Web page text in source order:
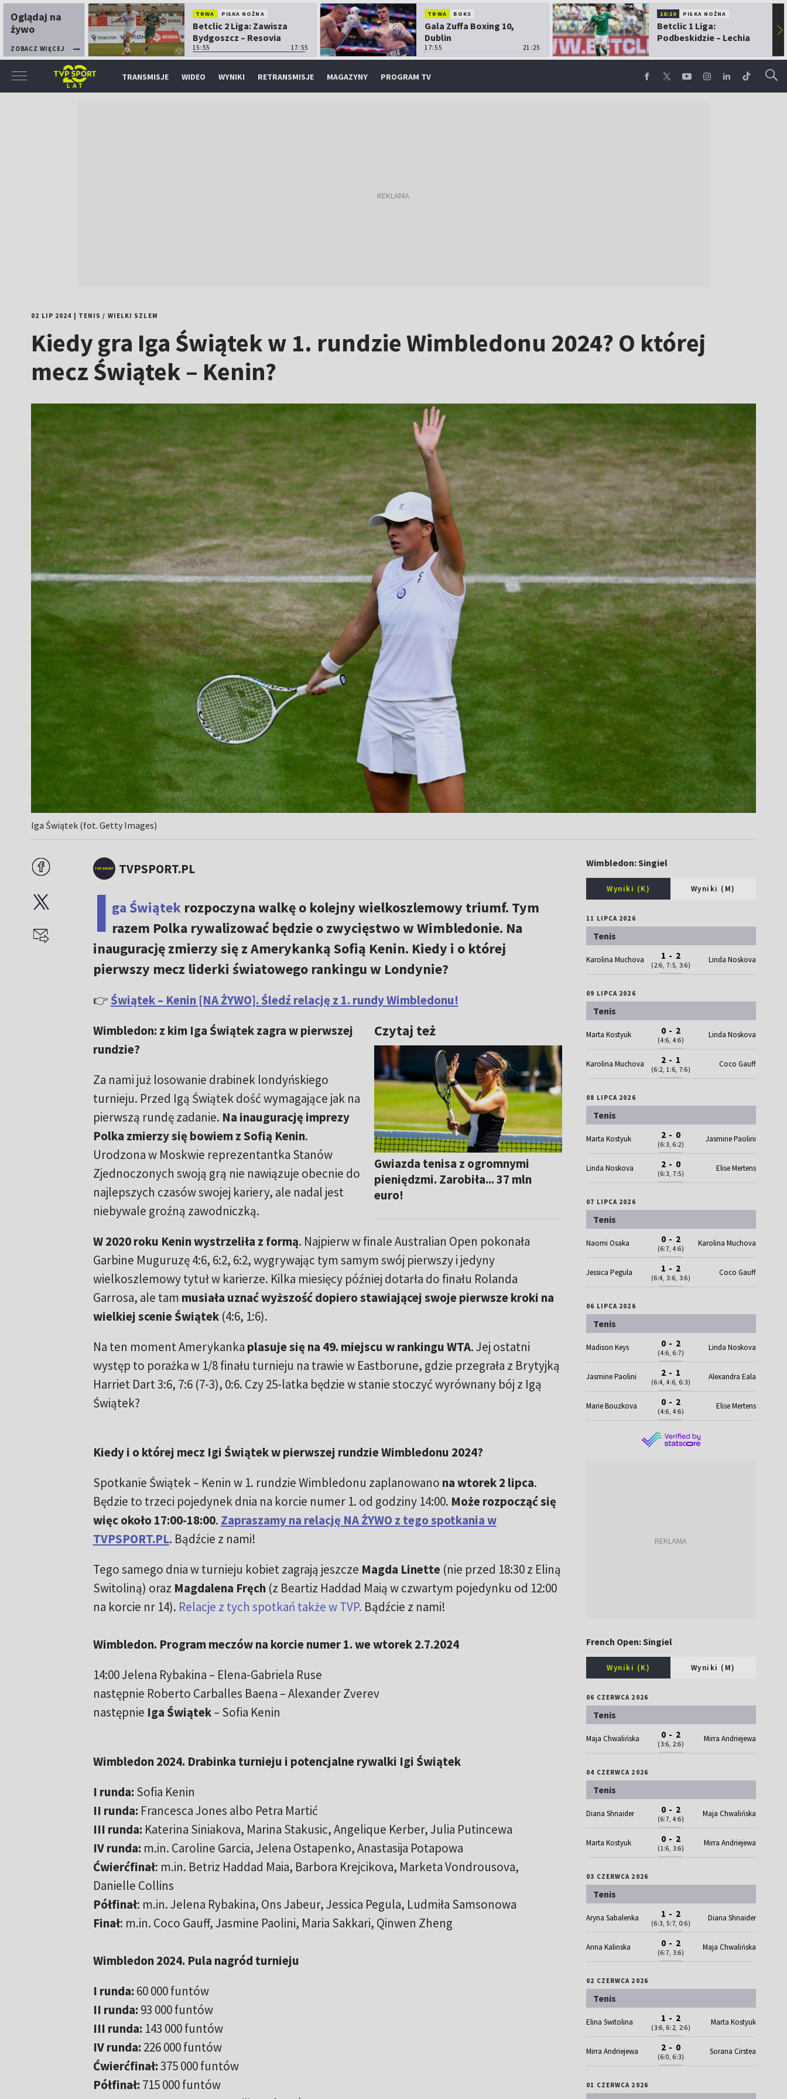
Oglądaj na
żywo
ZOBACZ WIĘCEJ
TRWA PIŁKA NOŻNA
Betclic 2 Liga: Zawisza
Bydgoszcz – Resovia
15:55 17:55
TRWA BOKS
Gala Zuffa Boxing 10,
Dublin
17:55 21:25
18:10 PIŁKA NOŻNA
Betclic 1 Liga:
Podbeskidzie – Lechia
▶
TRANSMISJE WIDEO WYNIKI RETRANSMISJE MAGAZYNY PROGRAM TV
02 LIP 2024 TENIS / WIELKI SZLEM
Kiedy gra Iga Świątek w 1. rundzie Wimbledonu 2024? O której
mecz Świątek – Kenin?
Iga Świątek (fot. Getty Images)
TVPSPORT.PL
I ga Świątekrozpoczyna walkę o kolejny wielkoszlemowy triumf. Tym
razem Polka rywalizować będzie o zwycięstwo w Wimbledonie. Na
inaugurację zmierzy się z Amerykanką Sofią Kenin. Kiedy i o której
pierwszy mecz liderki światowego rankingu w Londynie?
👉 Świątek – Kenin [NA ŻYWO]. Śledź relację z 1. rundy Wimbledonu!
Czytaj też
Gwiazda tenisa z ogromnymi
pieniędzmi. Zarobiła... 37 mln
euro!
Wimbledon: z kim Iga Świątek zagra w pierwszej
rundzie?
Za nami już losowanie drabinek londyńskiego
turnieju. Przed Igą Świątek dość wymagające jak na
pierwszą rundę zadanie. Na inaugurację imprezy
Polka zmierzy się bowiem z Sofią Kenin.
Urodzona w Moskwie reprezentantka Stanów
Zjednoczonych swoją grą nie nawiązuje obecnie do
najlepszych czasów swojej kariery, ale nadal jest
niebywale groźną zawodniczką.
W 2020 roku Kenin wystrzeliła z formą. Najpierw w finale Australian Open pokonała
Garbine Muguruzę 4:6, 6:2, 6:2, wygrywając tym samym swój pierwszy i jedyny
wielkoszlemowy tytuł w karierze. Kilka miesięcy później dotarła do finału Rolanda
Garrosa, ale tam musiała uznać wyższość dopiero stawiającej swoje pierwsze kroki na
wielkiej scenie Świątek (4:6, 1:6).
Na ten moment Amerykanka plasuje się na 49. miejscu w rankingu WTA. Jej ostatni
występ to porażka w 1/8 finału turnieju na trawie w Eastborune, gdzie przegrała z Brytyjką
Harriet Dart 3:6, 7:6 (7-3), 0:6. Czy 25-latka będzie w stanie stoczyć wyrównany bój z Igą
Świątek?
Kiedy i o której mecz Igi Świątek w pierwszej rundzie Wimbledonu 2024?
Spotkanie Świątek – Kenin w 1. rundzie Wimbledonu zaplanowano na wtorek 2 lipca.
Będzie to trzeci pojedynek dnia na korcie numer 1. od godziny 14:00. Może rozpocząć się
więc około 17:00-18:00. Zapraszamy na relację NA ŻYWO z tego spotkania w
TVPSPORT.PL. Bądźcie z nami!
Tego samego dnia w turnieju kobiet zagrają jeszcze Magda Linette(nie przed 18:30 z Eliną
Switoliną) oraz Magdalena Fręch(z Beartiz Haddad Maią w czwartym pojedynku od 12:00
na korcie nr 14). Relacje z tych spotkań także w TVP. Bądźcie z nami!
Wimbledon. Program meczów na korcie numer 1. we wtorek 2.7.2024
14:00 Jelena Rybakina – Elena-Gabriela Ruse
następnie Roberto Carballes Baena – Alexander Zverev
następnie Iga Świątek– Sofia Kenin
Wimbledon 2024. Drabinka turnieju i potencjalne rywalki Igi Świątek
I runda: Sofia Kenin
II runda: Francesca Jones albo Petra Martić
III runda: Katerina Siniakova, Marina Stakusic, Angelique Kerber, Julia Putincewa
IV runda: m.in. Caroline Garcia, Jelena Ostapenko, Anastasija Potapowa
Ćwierćfinał: m.in. Betriz Haddad Maia, Barbora Krejcikova, Marketa Vondrousova,
Danielle Collins
Półfinał: m.in. Jelena Rybakina, Ons Jabeur, Jessica Pegula, Ludmiła Samsonowa
Finał: m.in. Coco Gauff, Jasmine Paolini, Maria Sakkari, Qinwen Zheng
Wimbledon 2024. Pula nagród turnieju
I runda: 60 000 funtów
II runda: 93 000 funtów
III runda: 143 000 funtów
IV runda: 226 000 funtów
Ćwierćfinał:375 000 funtów
Półfinał: 715 000 funtów
Wimbledon: Singiel
Wyniki (K) Wyniki (M)
11 LIPCA 2026
Tenis
Karolina Muchova 1 - 2
(2:6, 7:5, 3:6)
Linda Noskova
09 LIPCA 2026
Tenis
Marta Kostyuk 0 - 2
(4:6, 4:6)
Linda Noskova
Karolina Muchova 2 - 1
(6:2, 1:6, 7:6)
Coco Gauff
08 LIPCA 2026
Tenis
Marta Kostyuk 2 - 0
(6:3, 6:2)
Jasmine Paolini
Linda Noskova 2 - 0
(6:3, 7:5)
Elise Mertens
07 LIPCA 2026
Tenis
Naomi Osaka 0 - 2
(6:7, 4:6)
Karolina Muchova
Jessica Pegula 1 - 2
(6:4, 3:6, 3:6)
Coco Gauff
06 LIPCA 2026
Tenis
Madison Keys 0 - 2
(4:6, 6:7)
Linda Noskova
Jasmine Paolini 2 - 1
(6:4, 4:6, 6:3)
Alexandra Eala
Marie Bouzkova 0 - 2
(4:6, 4:6)
Elise Mertens
French Open: Singiel
Wyniki (K) Wyniki (M)
06 CZERWCA 2026
Tenis
Maja Chwalińska 0 - 2
(3:6, 2:6)
Mirra Andriejewa
04 CZERWCA 2026
Tenis
Diana Shnaider 0 - 2
(6:7, 4:6)
Maja Chwalińska
Marta Kostyuk 0 - 2
(1:6, 3:6)
Mirra Andriejewa
03 CZERWCA 2026
Tenis
Aryna Sabalenka 1 - 2
(6:3, 5:7, 0:6)
Diana Shnaider
Anna Kalinska 0 - 2
(6:7, 3:6)
Maja Chwalińska
02 CZERWCA 2026
Tenis
Elina Switolina 1 - 2
(3:6, 6:2, 2:6)
Marta Kostyuk
Mirra Andriejewa 2 - 0
(6:0, 6:3)
Sorana Cirstea
01 CZERWCA 2026